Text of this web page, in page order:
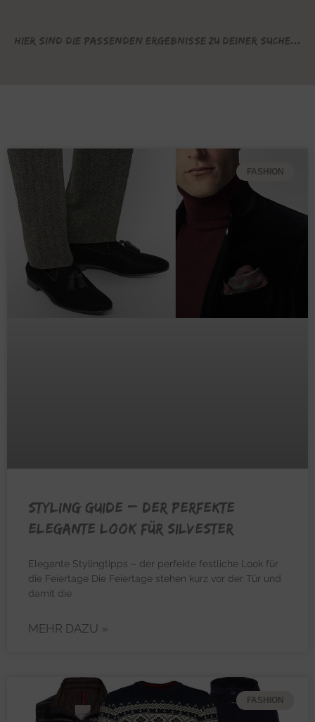
Hier sind die passenden Ergebnisse zu deiner Suche...
FASHION
STYLING GUIDE – Der perfekte
elegante Look für Silvester
Elegante Stylingtipps – der perfekte festliche Look für
die Feiertage Die Feiertage stehen kurz vor der Tür und
damit die
MEHR DAZU »
FASHION